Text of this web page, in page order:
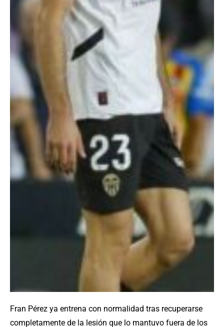
Fran Pérez ya entrena con normalidad tras recuperarse
completamente de la lesión que lo mantuvo fuera de los